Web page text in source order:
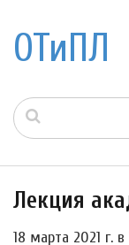
ОТиПЛ
Лекция
18 марта 2021 г.